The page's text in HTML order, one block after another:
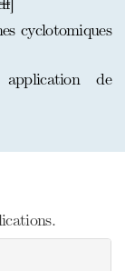
cyclotomiques
de